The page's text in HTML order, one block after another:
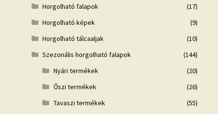
Horgolható falapok
(17)
Horgolható képek
(9)
Horgolható tálcaaljak
(10)
Szezonális horgolható falapok
(144)
Nyári termékek
(20)
Őszi termékek
(26)
Tavaszi termékek
(55)